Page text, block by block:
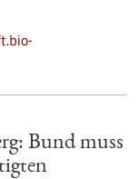
Bund muss